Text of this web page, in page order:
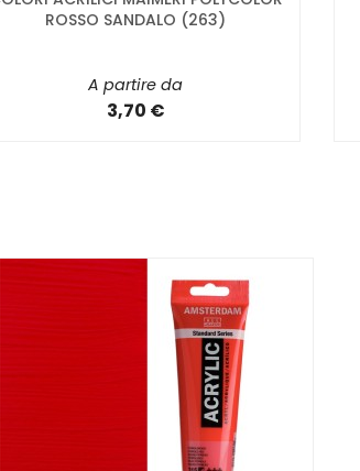
ROSSO SANDALO (263)
A partire da
3,70 €